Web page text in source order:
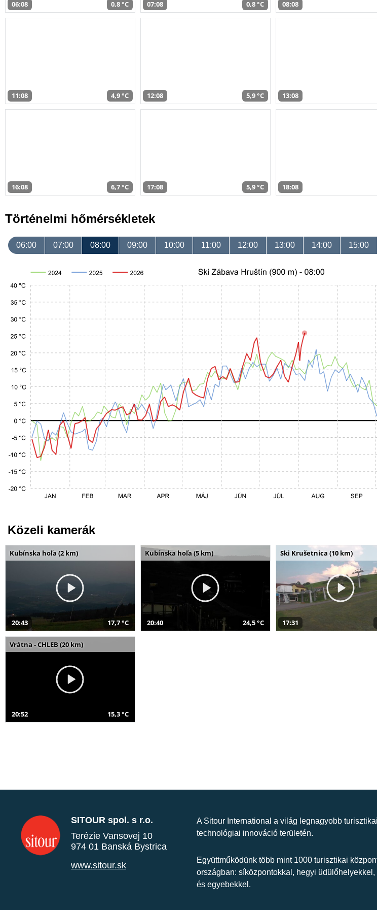
06:08 0,8 °C 07:08 0,8 °C 08:08
11:08 4,9 °C 12:08 5,9 °C 13:08
16:08 6,7 °C 17:08 5,9 °C 18:08
Történelmi hőmérsékletek
06:00 07:00 08:00 09:00 10:00 11:00 12:00 13:00 14:00 15:00
Közeli kamerák
Kubínska hoľa (2 km)
20:43 17,7 °C
Kubínska hoľa (5 km)
20:40 24,5 °C
Ski Krušetnica (10 km)
17:31
Vrátna - CHLEB (20 km)
20:52 15,3 °C
SITOUR spol. s r.o.
Terézie Vansovej 10
974 01 Banská Bystrica
www.sitour.sk
A Sitour International a világ legnagyobb
technológiai innováció területén.
Együttműködünk több mint 1000 turisztikai
országban: síközpontokkal, hegyi üdülőhelyekkel,
és egyebekkel.